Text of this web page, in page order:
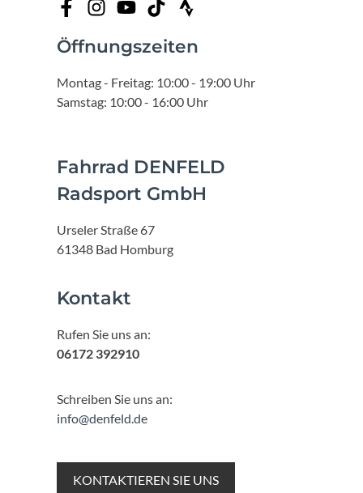
Öffnungszeiten
Montag - Freitag: 10:00 - 19:00 Uhr
Samstag: 10:00 - 16:00 Uhr
Fahrrad DENFELD
Radsport GmbH
Urseler Straße 67
61348 Bad Homburg
Kontakt
Rufen Sie uns an:
06172 392910
Schreiben Sie uns an:
info@denfeld.de
KONTAKTIEREN SIE UNS